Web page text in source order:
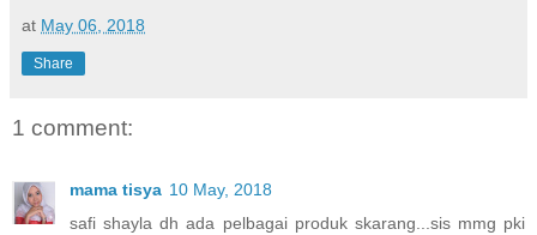
at May 06, 2018
Share
1 comment:
mama tisya 10 May, 2018
safi shayla dh ada pelbagai produk skarang...sis mmg pki